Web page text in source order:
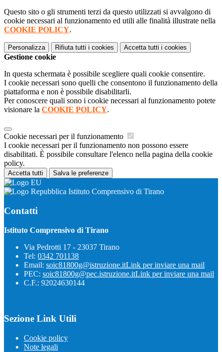
Questo sito o gli strumenti terzi da questo utilizzati si avvalgono di
cookie necessari al funzionamento ed utili alle finalità illustrate nella
COOKIE POLICY.
Personalizza Rifiuta tutti i cookies Accetta tutti i cookies
Gestione cookie
In questa schermata è possibile scegliere quali cookie consentire.
I cookie necessari sono quelli che consentono il funzionamento della
piattaforma e non è possibile disabilitarli.
Per conoscere quali sono i cookie necessari al funzionamento potete
visionare la COOKIE POLICY.
Cookie necessari per il funzionamento
I cookie necessari per il funzionamento non possono essere
disabilitati. È possibile consultare l'elenco nella pagina della cookie
policy.
Accetta tutti Salva le preferenze
Istituto Comprensivo di Tirano
Contatti
Istituto Comprensivo di Tirano
Via Pedrotti 17 - 23037 Tirano
Tel: 0342 701138
Email: soic81800g@istruzione.itLink per inviare una mail
PEC: soic81800g@pec.istruzione.itLink per inviare una mail
C.F.: 92024630144
Sezione Link Utili
Cookie policy
Note legali